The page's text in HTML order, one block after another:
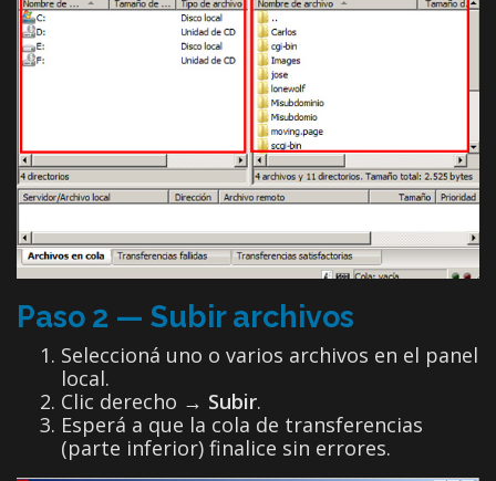
Paso 2 — Subir archivos
Seleccioná uno o varios archivos en el panel
local.
Clic derecho → Subir.
Esperá a que la cola de transferencias
(parte inferior) finalice sin errores.